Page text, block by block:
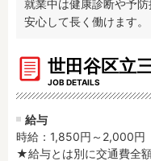
就業中は健康診断や予防
安心して長く働けます。
世田谷区立
JOB DETAILS
給与
時給：1,850円～2,000円
★給与とは別に交通費全
13時までのお仕事
13時以降スタート
実働5時間以内
土日祝のお仕事
時給1600円～
社会保険完備
資格不問